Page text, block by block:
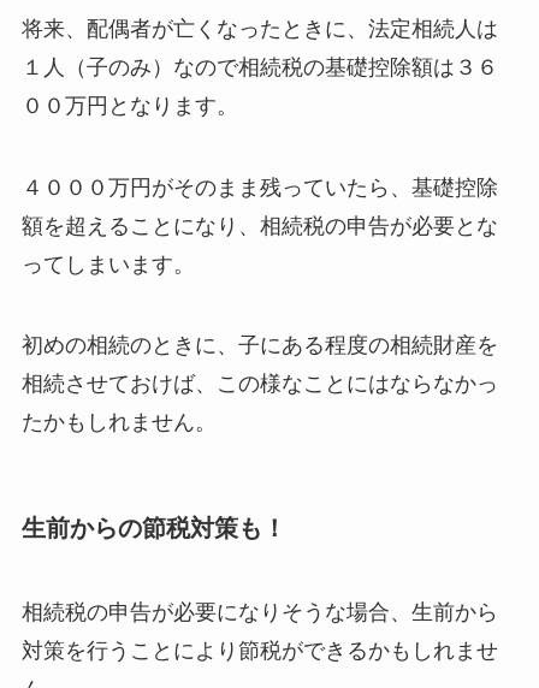
将来、配偶者が亡くなったときに、法定相続人は
１人（子のみ）なので相続税の基礎控除額は３６
００万円となります。
４０００万円がそのまま残っていたら、基礎控除
額を超えることになり、相続税の申告が必要とな
ってしまいます。
初めの相続のときに、子にある程度の相続財産を
相続させておけば、この様なことにはならなかっ
たかもしれません。
生前からの節税対策も！
相続税の申告が必要になりそうな場合、生前から
対策を行うことにより節税ができるかもしれませ